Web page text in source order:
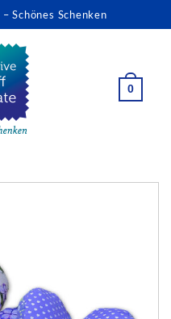
– Schönes Schenken
0